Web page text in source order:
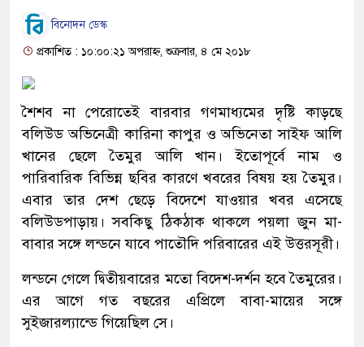
বিনোদন ডেস্ক
প্রকাশিত : ১০:০০:২১ অপরাহ্ন, শুক্রবার, ৪ মে ২০১৮
শৈশব না পেরোতেই বারবার গণমাধ্যমের দৃষ্টি কাড়ছে
বলিউড অভিনেত্রী কারিনা কাপুর ও অভিনেতা সাইফ আলি
খানের ছেলে তৈমুর আলি খান। ইতোপূর্বে নাম ও
পারিবারিক বিভিন্ন ছবির কারণে খবরের বিষয় হয় তৈমুর।
এবার তার দেশ ছেড়ে বিদেশে যাওয়ার খবর এসেছে
বলিউডপাড়ায়। সবকিছু ঠিকঠাক থাকলে পয়লা জুন মা-
বাবার সঙ্গে লন্ডনে যাবে পাতৌদি পরিবারের এই উত্তরসূরী।
লন্ডনে গেলে দ্বিতীয়বারের মতো বিদেশ-দর্শন হবে তৈমুরের।
এর আগে গত বছরের এপ্রিলে বাবা-মায়ের সঙ্গে
সুইজারল্যান্ডে গিয়েছিল সে।